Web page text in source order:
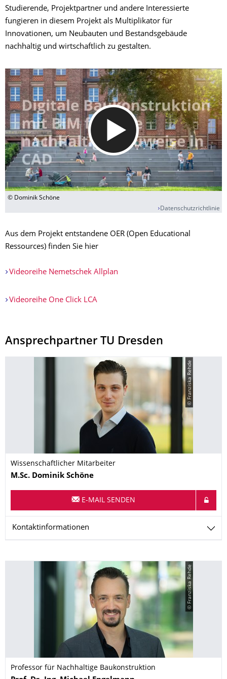
Studierende, Projektpartner und andere Interessierte
fungieren in diesem Projekt als Multiplikator für
Innovationen, um Neubauten und Bestandsgebäude
nachhaltig und wirtschaftlich zu gestalten.
© Dominik Schöne
Datenschutzrichtlinie
Aus dem Projekt entstandene OER (Open Educational
Ressources) finden Sie hier
Videoreihe Nemetschek Allplan
Videoreihe One Click LCA
Ansprechpartner TU Dresden
© Franziska Rehde
Wissenschaftlicher Mitarbeiter
Name
M.Sc. Dominik Schöne
E-MAIL SENDEN
Kontaktinformationen
© Franziska Rehde
Professor für Nachhaltige Baukonstruktion